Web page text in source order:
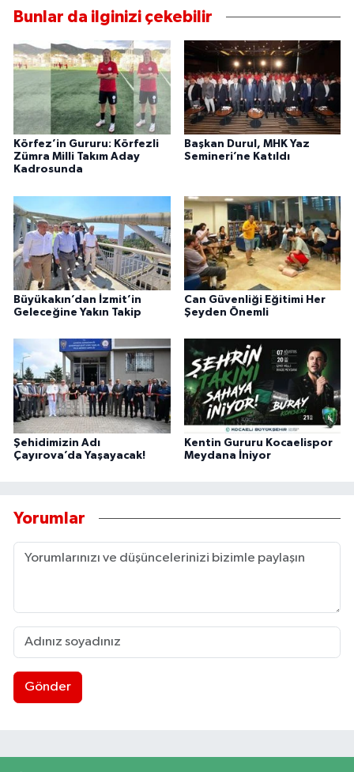
Bunlar da ilginizi çekebilir
Körfez’in Gururu: Körfezli
Zümra Milli Takım Aday
Kadrosunda
Başkan Durul, MHK Yaz
Semineri’ne Katıldı
Büyükakın’dan İzmit’in
Geleceğine Yakın Takip
Can Güvenliği Eğitimi Her
Şeyden Önemli
Şehidimizin Adı
Çayırova’da Yaşayacak!
Kentin Gururu Kocaelispor
Meydana İniyor
Yorumlar
Gönder